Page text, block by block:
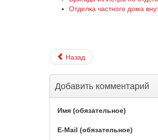
Отделка частного дома
Назад
Добавить комментарий
Имя (обязательное)
E-Mail (обязательное)